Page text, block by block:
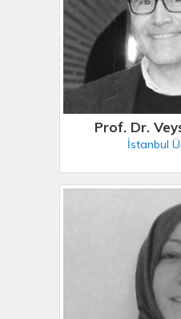
Prof. Dr.
İstanbul